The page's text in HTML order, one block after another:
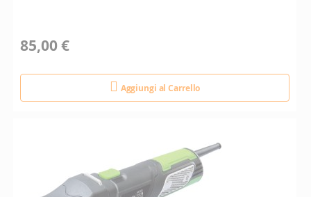
85,00 €
Aggiungi al Carrello